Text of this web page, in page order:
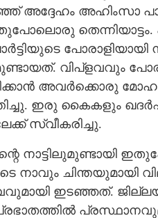
അദ്ദേഹം അഹിംസാ
വിപ്ളവവും
അവർക്കൊരു
ഇരു കൈകളും
സ്വീകരിച്ചു.
നാട്ടിലുമുണ്ടായി
നാവും ചിന്തയുമായി
ഇടഞ്ഞത്.